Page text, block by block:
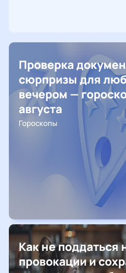
Проверка
сюрпризы для
вечером —
августа
Гороскопы
Как не поддаться
провокации и